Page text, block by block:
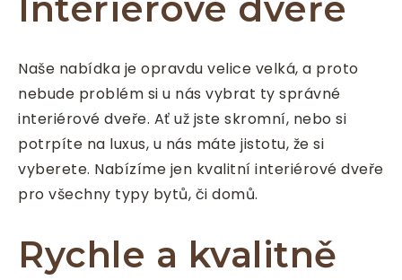
Naše nabídka je opravdu velice velká, a proto
nebude problém si u nás vybrat ty správné
interiérové dveře. Ať už jste skromní, nebo si
potrpíte na luxus, u nás máte jistotu, že si
vyberete. Nabízíme jen kvalitní interiérové dveře
pro všechny typy bytů, či domů.
Rychle a kvalitně